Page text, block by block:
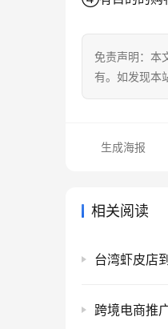
免责声明：本
有。如发现本
生成海报
相关阅读
台湾虾皮店
跨境电商推